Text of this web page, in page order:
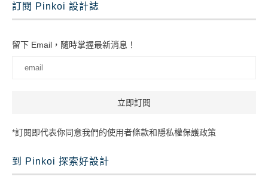
訂閱 Pinkoi 設計誌
留下 Email，隨時掌握最新消息！
*訂閱即代表你同意我們的使用者條款和隱私權保護政策
到 Pinkoi 探索好設計